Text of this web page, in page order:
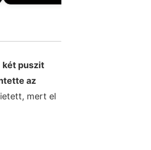
két puszit
az
mert el